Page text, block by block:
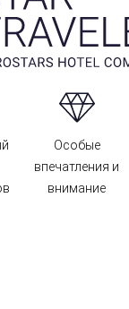
Особые
впечатления и
внимание